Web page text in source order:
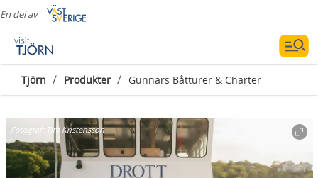
En del av
Tjörn / Produkter / Gunnars Båtturer & Charter
Fotograf: Tim Kristensson